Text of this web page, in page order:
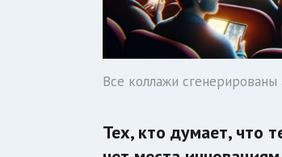
Все коллажи
Тех, кто думает, что